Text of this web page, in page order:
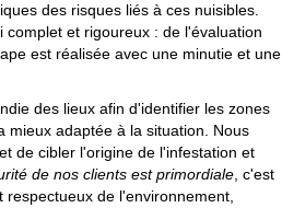
des risques liés à ces nuisibles.
et rigoureux : de l'évaluation
est réalisée avec une minutie et une
des lieux afin d'identifier les zones
mieux adaptée à la situation. Nous
de cibler l'origine de l'infestation et
de nos clients est primordiale, c'est
de l'environnement,